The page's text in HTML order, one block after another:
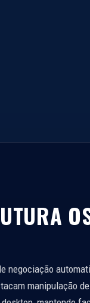
negociação
manipulação